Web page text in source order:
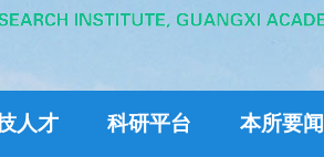
人才 科研平台 本所要闻